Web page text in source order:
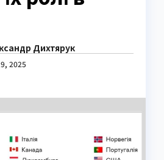
Дихтярук
2025